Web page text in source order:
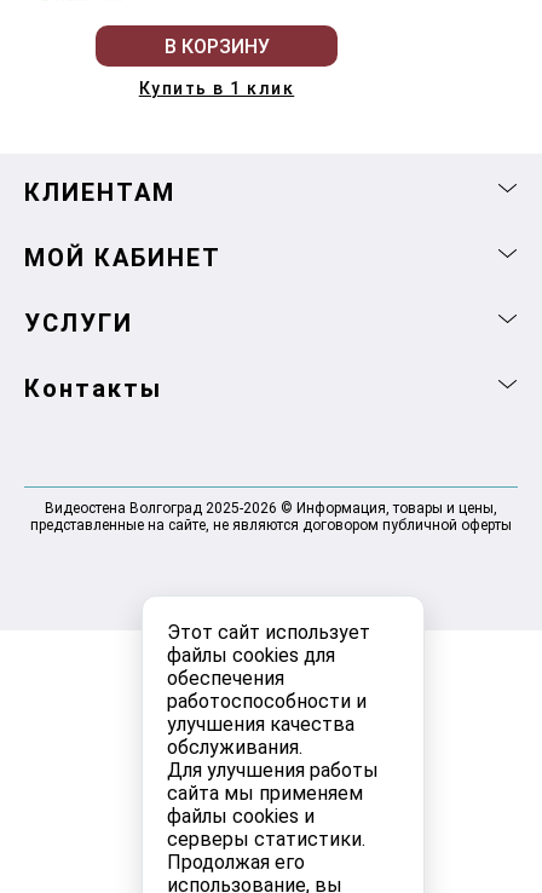
Этот сайт использует
файлы cookies для
обеспечения
работоспособности и
улучшения качества
обслуживания.
Для улучшения работы
сайта мы применяем
файлы cookies и
серверы статистики.
Продолжая его
использование, вы
В КОРЗИНУ
Купить в 1 клик
КЛИЕНТАМ
МОЙ КАБИНЕТ
УСЛУГИ
Контакты
Видеостена Волгоград 2025-2026 © Информация, товары и цены,
представленные на сайте, не являются договором публичной оферты